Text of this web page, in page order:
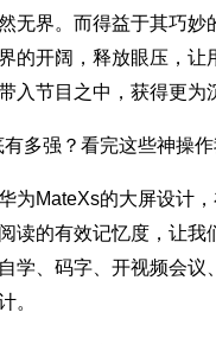
无界。而得益于其巧妙
的开阔，释放眼压，让
入节目之中，获得更为
为MateXs的大屏设计
读的有效记忆度，让
学、码字、开视频会
。